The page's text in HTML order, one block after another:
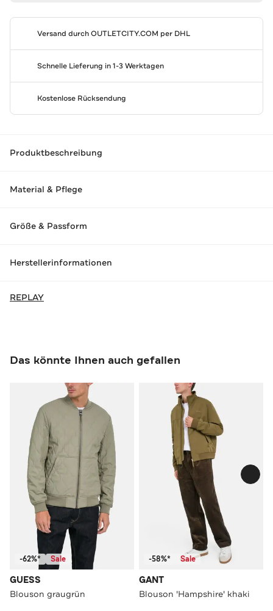
Versand durchOUTLETCITY.COM per DHL
Schnelle Lieferung in 1-3 Werktagen
Kostenlose Rücksendung
Produktbeschreibung
Material & Pflege
Größe & Passform
Herstellerinformationen
REPLAY
Das könnte Ihnen auch gefallen
-62%* Sale
GUESS
Blouson graugrün
-58%* Sale
GANT
Blouson 'Hampshire' khaki